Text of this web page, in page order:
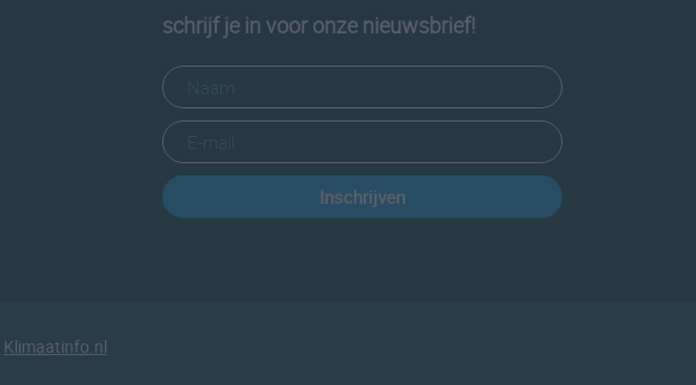
schrijf je in voor onze nieuwsbrief!
Inschrijven
Klimaatinfo.nl